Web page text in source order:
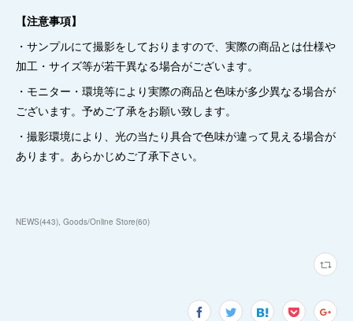
【注意事項】
・サンプルにて撮影をしておりますので、実際の商品とは仕様や
加工・サイズ等が若干異なる場合がございます。
・モニター・環境等により実際の商品と色味が多少異なる場合が
ございます。予めご了承をお願い致します。
・撮影環境により、光の当たり具合で色味が違って見える場合が
あります。あらかじめご了承下さい。
NEWS(443) Goods/Online Store(60)